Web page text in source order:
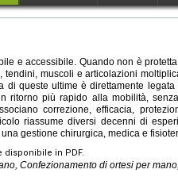
e accessibile. Quando non è
tendini, muscoli e articolazioni
di queste ultime è direttamente
ritorno più rapido alla mobilità,
correzione, efficacia,
riassume diversi decenni di
gestione chirurgica, medica e
disponibile in PDF.
Confezionamento di ortesi per